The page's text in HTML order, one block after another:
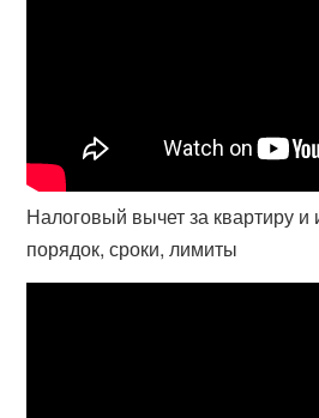
Налоговый вычет за квартиру и
порядок, сроки, лимиты